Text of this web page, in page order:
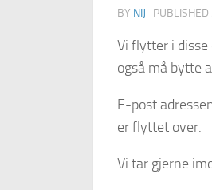
BY NIJ · PUBLISHED
Vi flytter i
også må bytte
E-post
er flyttet over.
Vi tar gjerne